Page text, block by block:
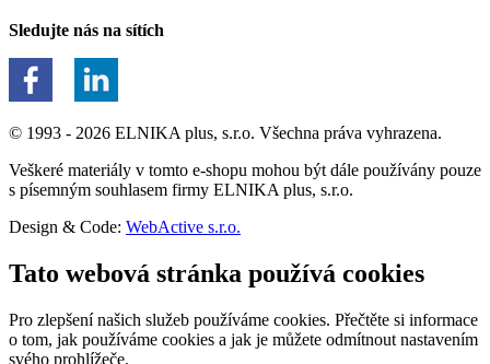
Sledujte nás na sítích
© 1993 - 2026 ELNIKA plus, s.r.o. Všechna práva vyhrazena.
Veškeré materiály v tomto e-shopu mohou být dále používány pouze
s písemným souhlasem firmy ELNIKA plus, s.r.o.
Design & Code: WebActive s.r.o.
Tato webová stránka používá cookies
Pro zlepšení našich služeb používáme cookies. Přečtěte si informace
o tom, jak používáme cookies a jak je můžete odmítnout nastavením
svého prohlížeče.